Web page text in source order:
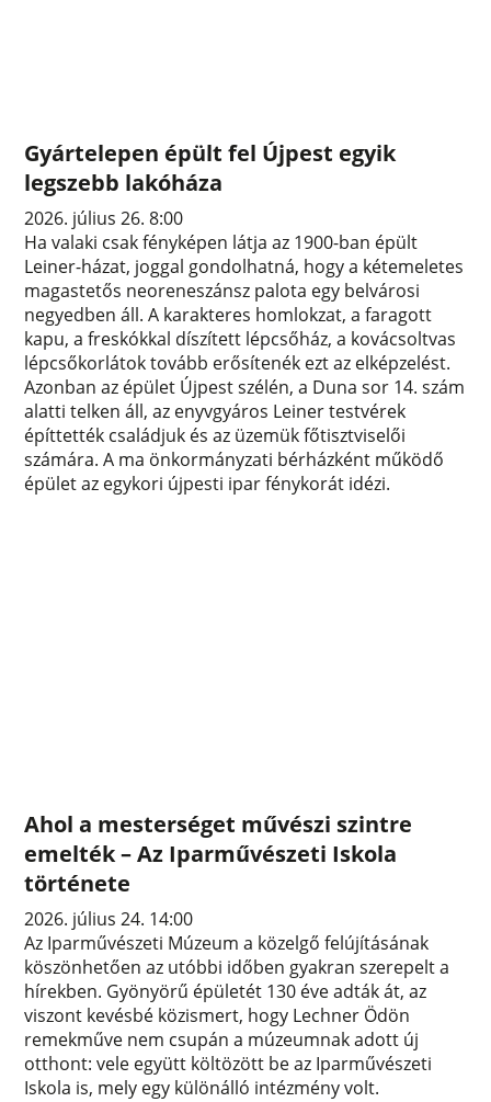
Gyártelepen épült fel Újpest egyik
legszebb lakóháza
2026. július 26. 8:00
Ha valaki csak fényképen látja az 1900-ban épült
Leiner-házat, joggal gondolhatná, hogy a kétemeletes
magastetős neoreneszánsz palota egy belvárosi
negyedben áll. A karakteres homlokzat, a faragott
kapu, a freskókkal díszített lépcsőház, a kovácsoltvas
lépcsőkorlátok tovább erősítenék ezt az elképzelést.
Azonban az épület Újpest szélén, a Duna sor 14. szám
alatti telken áll, az enyvgyáros Leiner testvérek
építtették családjuk és az üzemük főtisztviselői
számára. A ma önkormányzati bérházként működő
épület az egykori újpesti ipar fénykorát idézi.
Ahol a mesterséget művészi szintre
emelték – Az Iparművészeti Iskola
története
2026. július 24. 14:00
Az Iparművészeti Múzeum a közelgő felújításának
köszönhetően az utóbbi időben gyakran szerepelt a
hírekben. Gyönyörű épületét 130 éve adták át, az
viszont kevésbé közismert, hogy Lechner Ödön
remekműve nem csupán a múzeumnak adott új
otthont: vele együtt költözött be az Iparművészeti
Iskola is, mely egy különálló intézmény volt.